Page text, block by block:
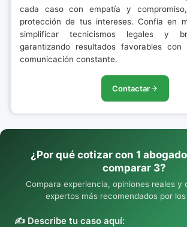
cada caso con empatía y
protección de tus intereses. Confía en
simplificar tecnicismos legales y
garantizando resultados favorables con
comunicación constante.
Contactar
¿Por qué cotizar con 1
comparar 3?
Compara experiencia, opiniones reales y
expertos más recomendados por
✍️ Describe tu caso aquí: